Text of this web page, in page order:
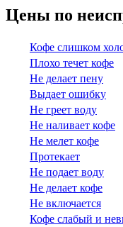
Цены по
Кофе слишком
Плохо течет кофе
Не делает пену
Выдает ошибку
Не греет воду
Не наливает кофе
Не мелет кофе
Протекает
Не подает воду
Не делает кофе
Не включается
Кофе слабый и